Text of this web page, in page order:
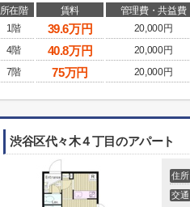
所在階 賃料 管理費・共益費
1階
39.6万円 20,000円
4階
40.8万円 20,000円
7階
75万円 20,000円
渋谷区代々木４丁目のアパート
住所
交通